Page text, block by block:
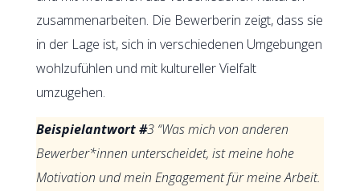
zusammenarbeiten. Die Bewerberin zeigt, dass sie
in der Lage ist, sich in verschiedenen Umgebungen
wohlzufühlen und mit kultureller Vielfalt
umzugehen.
Beispielantwort #3 “Was mich von anderen
Bewerber*innen unterscheidet, ist meine hohe
Motivation und mein Engagement für meine Arbeit.